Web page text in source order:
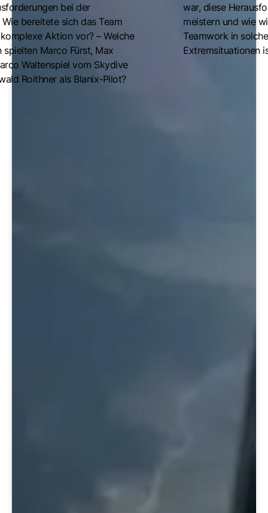
bei der
bereitete sich das Team
Aktion vor? – Welche
spielten Marco Fürst, Max
Waltenspiel vom Skydive
Roithner als Blanix-Pilot?
war, diese
meistern und wie
Teamwork in
Extremsituationen